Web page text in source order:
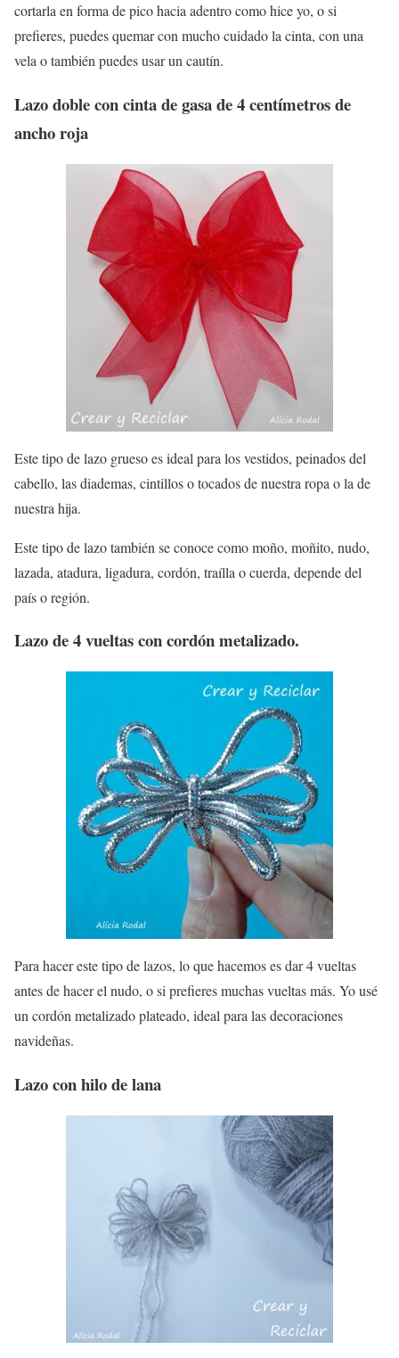
cortarla en forma de pico hacia adentro como hice yo, o si
prefieres, puedes quemar con mucho cuidado la cinta, con una
vela o también puedes usar un cautín.
Lazo doble con cinta de gasa de 4 centímetros de
ancho roja
Este tipo de lazo grueso es ideal para los vestidos, peinados del
cabello, las diademas, cintillos o tocados de nuestra ropa o la de
nuestra hija.
Este tipo de lazo también se conoce como moño, moñito, nudo,
lazada, atadura, ligadura, cordón, traílla o cuerda, depende del
país o región.
Lazo de 4 vueltas con cordón metalizado.
Para hacer este tipo de lazos, lo que hacemos es dar 4 vueltas
antes de hacer el nudo, o si prefieres muchas vueltas más. Yo usé
un cordón metalizado plateado, ideal para las decoraciones
navideñas.
Lazo con hilo de lana